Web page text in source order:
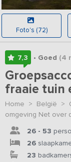
Foto's (72)
7,3 • Goed (4
fraaie tuin
Home > België >
omgeving Net over
26 - 53
26
23